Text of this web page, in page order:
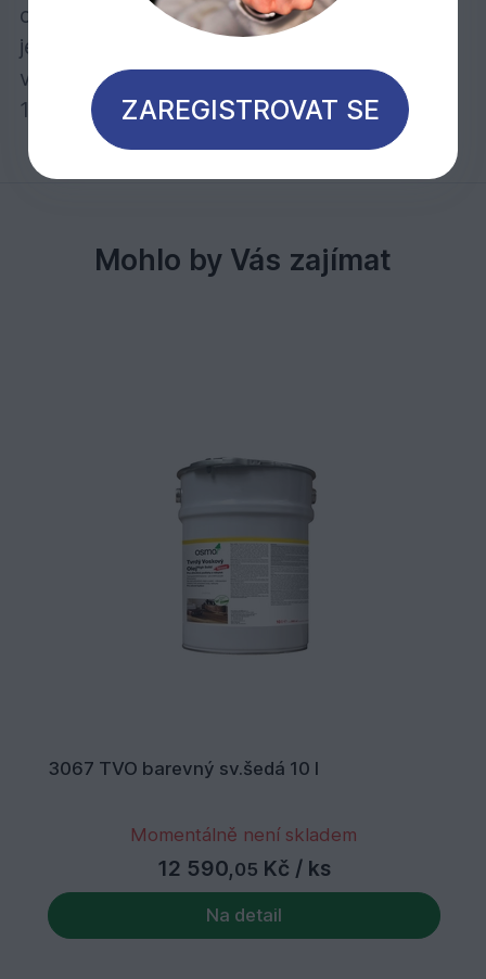
olejem Barevným. 2.nátěr je třeba provést
jedním z bezbarvých Osmo Tvrdých
voskových olejů.
1 litr stačí při jednom nátěru na cca 30 m2
Mohlo by Vás zajímat
3067 TVO barevný sv.šedá 10 l
Momentálně není skladem
12 590,05 Kč / ks
Na detail
ZAREGISTROVAT SE